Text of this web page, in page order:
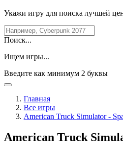
Укажи игру для поиска лучшей
Поиск...
Ищем игры...
Введите как минимум 2 буквы
Главная
Все игры
American Truck Simulator -
American Truck